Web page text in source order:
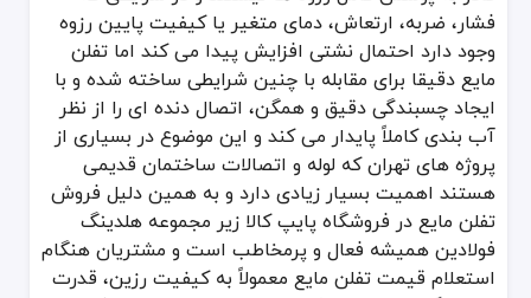
سازگاری با فشار
بسیار زیاد
متوسط
استفاده در تهران
بسیار پرکاربرد مناسب پروژه‌های کوچک
نکات مهم استفاده تفلن مایع
پخش یکنواخت روی رزوه که تأثیر بسیار زیادی در کیفیت آب بندی
انتخاب محصول مناسب هنگام خرید تفلن مایع از فروشگاه پایپ کالا تا
استفاده از مقدار مناسب که اگر بیش از حد باشد ممکن است از
رعایت زمان گیرایی محصول مخصوصاً در پروژه های صنعتی که فشار
توجه به نوع سیال که برخی تفلن های مایع برای آب، برخی برای
فشار، ضربه، ارتعاش، دمای متغیر یا کیفیت پایین رزوه
وجود دارد احتمال نشتی افزایش پیدا می کند اما تفلن
مایع دقیقا برای مقابله با چنین شرایطی ساخته شده و با
ایجاد چسبندگی دقیق و همگن، اتصال دنده ای را از نظر
آب بندی کاملاً پایدار می کند و این موضوع در بسیاری از
پروژه های تهران که لوله و اتصالات ساختمان قدیمی
هستند اهمیت بسیار زیادی دارد و به همین دلیل فروش
تفلن مایع در فروشگاه پایپ کالا زیر مجموعه هلدینگ
فولادین همیشه فعال و پرمخاطب است و مشتریان هنگام
استعلام قیمت تفلن مایع معمولاً به کیفیت رزین، قدرت